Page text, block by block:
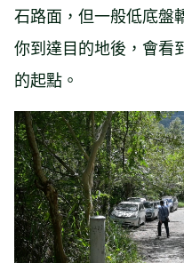
石路面，但一般低底盤
你到達目的地後，會看
的起點。